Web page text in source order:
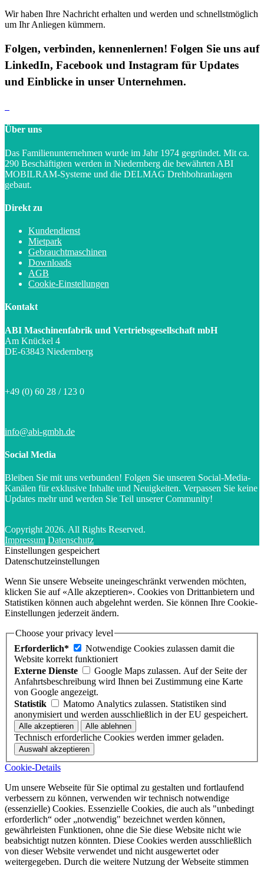
Wir haben Ihre Nachricht erhalten und werden und schnellstmöglich
um Ihr Anliegen kümmern.
Folgen, verbinden, kennenlernen! Folgen Sie uns auf
LinkedIn, Facebook und Instagram für Updates
und Einblicke in unser Unternehmen.
Über uns
Das Familienunternehmen wurde im Jahr 1974 gegründet. Mit ca.
290 Beschäftigten werden in Niedernberg die bewährten ABI
MOBILRAM-Systeme und die DELMAG Drehbohranlagen
gebaut.
Direkt zu
Kundendienst
Mietpark
Gebrauchtmaschinen
Downloads
AGB
Cookie-Einstellungen
Kontakt
ABI Maschinenfabrik und Vertriebsgesellschaft mbH
Am Knückel 4
DE-63843 Niedernberg
+49 (0) 60 28 / 123 0
info@abi-gmbh.de
Social Media
Bleiben Sie mit uns verbunden! Folgen Sie unseren Social-Media-
Kanälen für exklusive Inhalte und Neuigkeiten. Verpassen Sie keine
Updates mehr und werden Sie Teil unserer Community!
Copyright 2026. All Rights Reserved.
Impressum Datenschutz
Einstellungen gespeichert
Datenschutzeinstellungen
Wenn Sie unsere Webseite uneingeschränkt verwenden möchten,
klicken Sie auf «Alle akzeptieren». Cookies von Drittanbietern und
Statistiken können auch abgelehnt werden. Sie können Ihre Cookie-
Einstellungen jederzeit ändern.
Choose your privacy level
Erforderlich*
Notwendige Cookies zulassen damit die
Website korrekt funktioniert
Externe Dienste
Google Maps zulassen. Auf der Seite der
Anfahrtsbeschreibung wird Ihnen bei Zustimmung eine Karte
von Google angezeigt.
Statistik
Matomo Analytics zulassen. Statistiken sind
anonymisiert und werden ausschließlich in der EU gespeichert.
Technisch erforderliche Cookies werden immer geladen.
Cookie-Details
Um unsere Webseite für Sie optimal zu gestalten und fortlaufend
verbessern zu können, verwenden wir technisch notwendige
(essenzielle) Cookies. Essenzielle Cookies, die auch als "unbedingt
erforderlich“ oder „notwendig" bezeichnet werden können,
gewährleisten Funktionen, ohne die Sie diese Website nicht wie
beabsichtigt nutzen könnten. Diese Cookies werden ausschließlich
von dieser Website verwendet und nicht ausgewertet oder
weitergegeben. Durch die weitere Nutzung der Webseite stimmen